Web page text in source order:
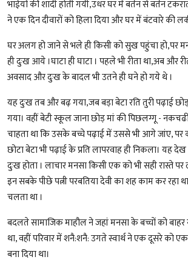
भाईयों की शादी होती गयी,उधर घर में बर्तन से बर्तन
ने एक दिन दीवारों को हिला दिया और घर में बंटवारे की
घर अलग हो जाने से भले ही किसी को सुख पहुंचा हो,पर
ही दुःख आये ।घाटा ही घाटा । पहले भी रीता था,अब और
अवसाद और दुःख के बादल भी उतने ही घने हो गये थे ।
यह दुःख तब और बढ़ गया,जब बड़ा बेटा रति तुरी पढ़ाई
गया। वहीं बेटी स्कूल जाना छोड़ मां की पिछलग्गू -
चाहता था कि उसके बच्चे पढ़ाई में उससे भी आगे जांए, पर
छोटा बेटा भी पढ़ाई के प्रति लापरवाह ही निकला। यह
दुःख होता । लाचार मनसा किसी एक को भी सही रास्ते पर
इन सबके पीछे पत्नी परबतिया देवी का शह काम कर रहा
चलता था ।
बदलते सामाजिक माहौल ने जहां मनसा के बच्चों को
था, वहीं परिवार में शनै:शनै: उगते स्वार्थ ने एक दूसरे को
बना दिया था।